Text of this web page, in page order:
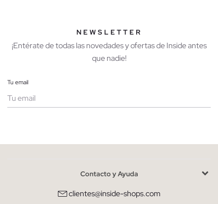
NEWSLETTER
¡Entérate de todas las novedades y ofertas de Inside antes
que nadie!
Tu email
He leído y entiendo lapolítica de privacidad
Contacto y Ayuda
clientes@inside-shops.com